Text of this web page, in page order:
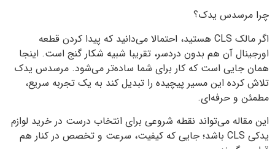
چرا مرسدس یدک؟
اگر مالک CLS هستید، احتمالا می‌دانید که پیدا کردن قطعه
اورجینال آن هم بدون دردسر، تقریبا شبیه شکار گنج است. اینجا
همان جایی است که کار برای شما ساده‌تر می‌شود. مرسدس یدک
تلاش کرده این مسیر پیچیده را تبدیل کند به یک تجربه سریع،
مطمئن و حرفه‌ای.
این مقاله می‌تواند نقطه شروعی برای انتخاب درست در خرید لوازم
یدکی CLS باشد؛ جایی که کیفیت، سرعت و تخصص در کنار هم